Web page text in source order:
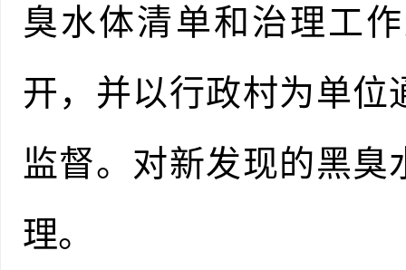
臭水体清单和治理工
开，并以行政村为单位
监督。对新发现的黑
理。